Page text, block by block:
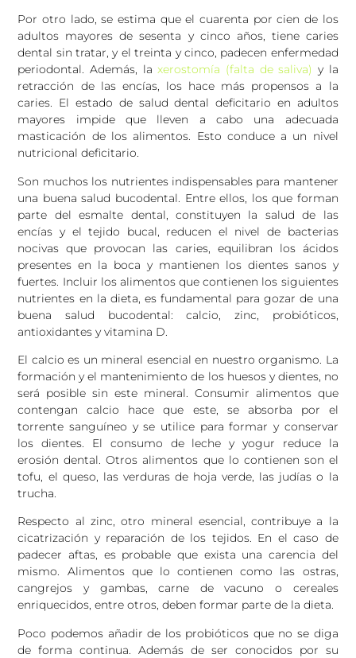
Por otro lado, se estima que el cuarenta por cien de los
adultos mayores de sesenta y cinco años, tiene caries
dental sin tratar, y el treinta y cinco, padecen enfermedad
periodontal. Además, laxerostomía (falta de saliva) y la
retracción de las encías, los hace más propensos a la
caries. El estado de salud dental deficitario en adultos
mayores impide que lleven a cabo una adecuada
masticación de los alimentos. Esto conduce a un nivel
nutricional deficitario.
Son muchos los nutrientes indispensables para mantener
una buena salud bucodental. Entre ellos, los que forman
parte del esmalte dental, constituyen la salud de las
encías y el tejido bucal, reducen el nivel de bacterias
nocivas que provocan las caries, equilibran los ácidos
presentes en la boca y mantienen los dientes sanos y
fuertes. Incluir los alimentos que contienen los siguientes
nutrientes en la dieta, es fundamental para gozar de una
buena salud bucodental: calcio, zinc, probióticos,
antioxidantes y vitamina D.
El calcio es un mineral esencial en nuestro organismo. La
formación y el mantenimiento de los huesos y dientes, no
será posible sin este mineral. Consumir alimentos que
contengan calcio hace que este, se absorba por el
torrente sanguíneo y se utilice para formar y conservar
los dientes. El consumo de leche y yogur reduce la
erosión dental. Otros alimentos que lo contienen son el
tofu, el queso, las verduras de hoja verde, las judías o la
trucha.
Respecto al zinc, otro mineral esencial, contribuye a la
cicatrización y reparación de los tejidos. En el caso de
padecer aftas, es probable que exista una carencia del
mismo. Alimentos que lo contienen como las ostras,
cangrejos y gambas, carne de vacuno o cereales
enriquecidos, entre otros, deben formar parte de la dieta.
Poco podemos añadir de los probióticos que no se diga
de forma continua. Además de ser conocidos por su